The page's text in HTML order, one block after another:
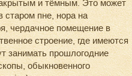
и тёмным. Это может
старом пне, нора на
чердачное помещение в
строение, где имеются
занимать прошлогодние
обыкновенного